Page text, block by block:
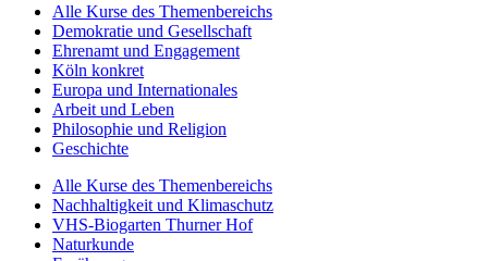
Alle Kurse des Themenbereichs
Demokratie und Gesellschaft
Ehrenamt und Engagement
Köln konkret
Europa und Internationales
Arbeit und Leben
Philosophie und Religion
Geschichte
Alle Kurse des Themenbereichs
Nachhaltigkeit und Klimaschutz
VHS-Biogarten Thurner Hof
Naturkunde